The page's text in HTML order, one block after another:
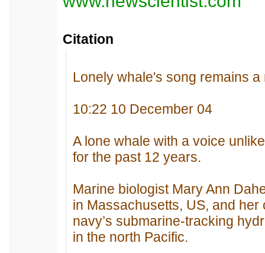
Citation
Lonely whale's song remains a
10:22 10 December 04
A lone whale with a voice
for the past 12 years.
Marine biologist Mary Ann
in Massachusetts, US, and
navy’s submarine-tracking
in the north Pacific.